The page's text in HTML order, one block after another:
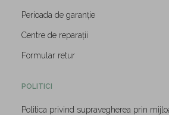
Perioada de garanție
Centre de reparații
Formular retur
POLITICI
Politica privind supravegherea prin